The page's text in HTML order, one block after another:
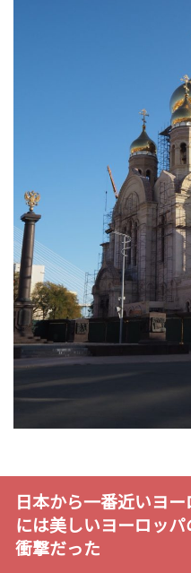
日本から一番近いヨ
には美しいヨーロッ
衝撃だった